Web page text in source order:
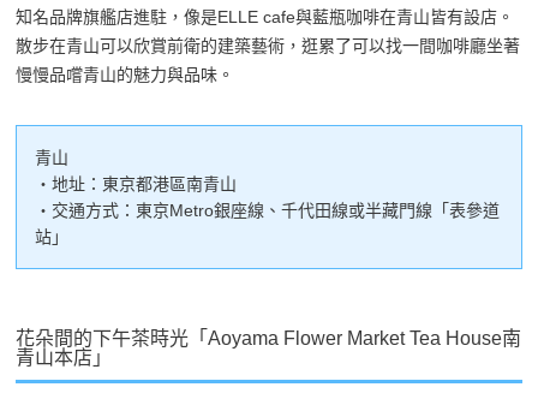
知名品牌旗艦店進駐，像是ELLE cafe與藍瓶咖啡在青山皆有設店。
散步在青山可以欣賞前衛的建築藝術，逛累了可以找一間咖啡廳坐著
慢慢品嚐青山的魅力與品味。
青山
・地址：東京都港區南青山
・交通方式：東京Metro銀座線、千代田線或半藏門線「表參道
站」
花朵間的下午茶時光「Aoyama Flower Market Tea House南
青山本店」